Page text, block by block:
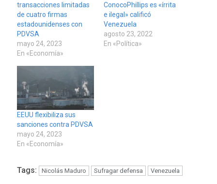
transacciones limitadas
de cuatro firmas
estadounidenses con
PDVSA
mayo 24, 2023
En «Economía»
ConocoPhillips es «írrita
e ilegal» calificó
Venezuela
agosto 23, 2022
En «Política»
EEUU flexibiliza sus
sanciones contra PDVSA
mayo 24, 2023
En «Economía»
Tags: Nicolás Maduro Sufragar defensa Venezuela